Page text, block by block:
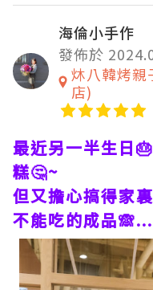
海倫小手作
發佈於
炑八韓烤親
店)
最近另一半生日
糕🤔~
但又擔心搞得家
不能吃的成品🙈...